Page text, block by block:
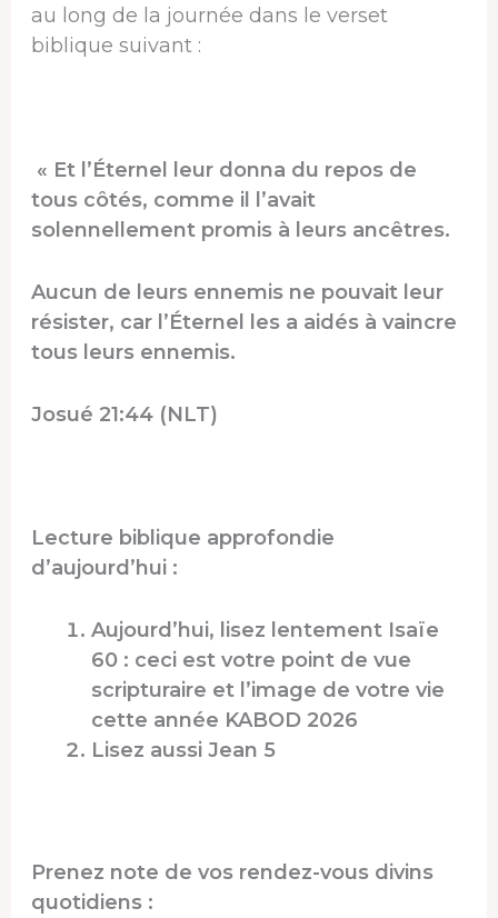
au long de la journée dans le verset
biblique suivant :
« Et l’Éternel leur donna du repos de
tous côtés, comme il l’avait
solennellement promis à leurs ancêtres.
Aucun de leurs ennemis ne pouvait leur
résister, car l’Éternel les a aidés à vaincre
tous leurs ennemis.
Josué 21:44 (NLT)
Lecture biblique approfondie
d’aujourd’hui :
Aujourd’hui, lisez lentement Isaïe
60 : ceci est votre point de vue
scripturaire et l’image de votre vie
cette année KABOD 2026
Lisez aussi Jean 5
Prenez note de vos rendez-vous divins
quotidiens :